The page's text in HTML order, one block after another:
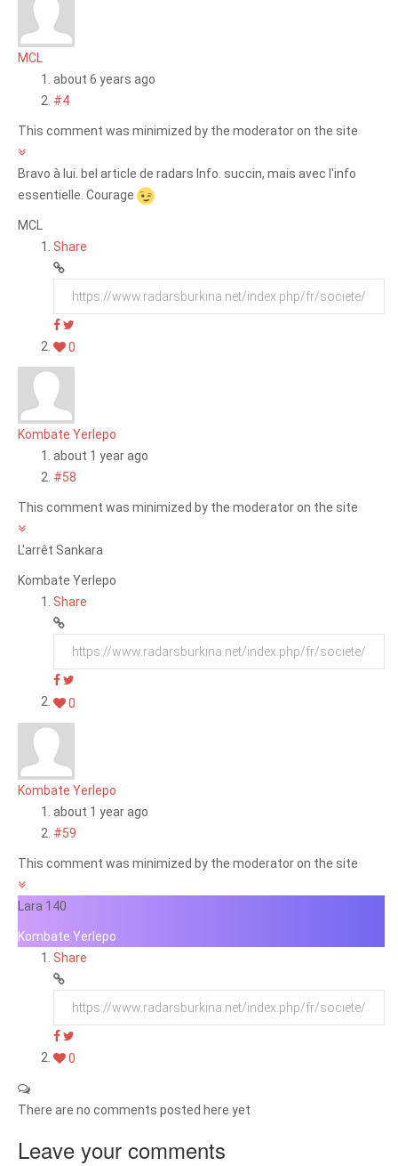
MCL
about 6 years ago
#4
This comment was minimized by the moderator on the site
Bravo à lui. bel article de radars Info. succin, mais avec l'info
essentielle. Courage
MCL
Share
0
Kombate Yerlepo
about 1 year ago
#58
This comment was minimized by the moderator on the site
L'arrêt Sankara
Kombate Yerlepo
Share
0
Kombate Yerlepo
about 1 year ago
#59
This comment was minimized by the moderator on the site
Lara 140
Kombate Yerlepo
Share
0
There are no comments posted here yet
Leave your comments